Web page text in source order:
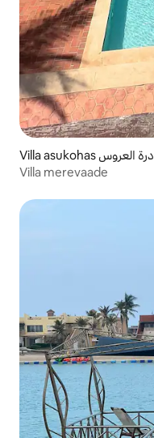
Villa asukohas درة العروس
Villa merevaade